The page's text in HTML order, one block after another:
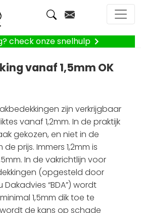
check onze snelhulp
vanaf 1,5mm OK
zijn verkrijgbaar
vanaf 1,2mm. In de praktijk
gekozen, en niet in de
prijs. Immers 1,2mm is
In de vakrichtlijn voor
(opgesteld door
“BDA”) wordt
1,5mm dik toe te
de kans op schade